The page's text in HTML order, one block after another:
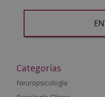
Para más información consulte
t
r
Categorías
Neuropsicología